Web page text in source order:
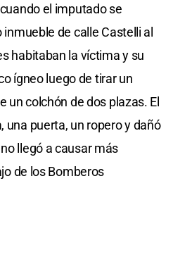
el imputado se
de calle Castelli al
habitaban la víctima y su
ígneo luego de tirar un
un colchón de dos plazas. El
una puerta, un ropero y dañó
llegó a causar más
de los Bomberos